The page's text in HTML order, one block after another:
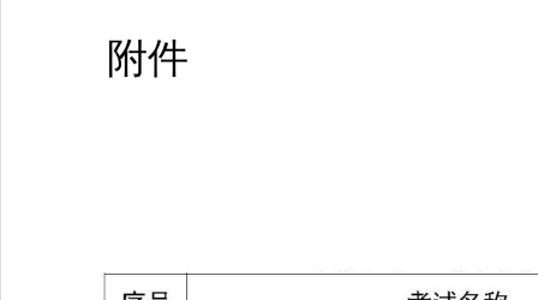
附件